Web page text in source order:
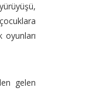
gelen